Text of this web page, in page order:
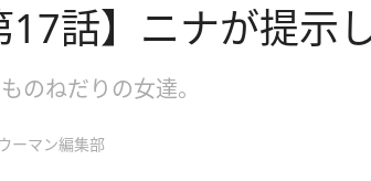
17話】ニナが提示
のねだりの女達。
ーマン編集部